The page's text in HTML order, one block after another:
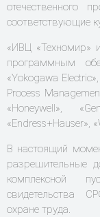
отечественного
соответствующие
«ИВЦ «Техномир»
программным
«Yokogawa
Process
«Honeywell»,
«Endress+Hauser»,
В настоящий
разрешительные
комплексной
свидетельства
охране труда.